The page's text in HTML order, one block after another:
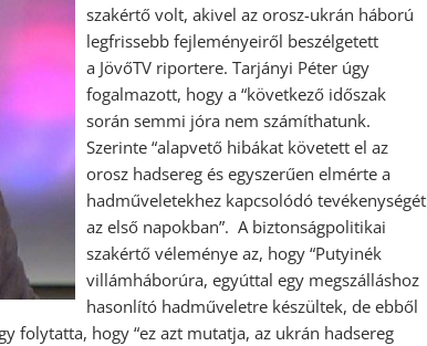
szakértő volt, akivel az orosz-ukrán háború
legfrissebb fejleményeiről beszélgetett
a JövőTV riportere. Tarjányi Péter úgy
fogalmazott, hogy a “következő időszak
során semmi jóra nem számíthatunk.
Szerinte “alapvető hibákat követett el az
orosz hadsereg és egyszerűen elmérte a
hadműveletekhez kapcsolódó tevékenységét
az első napokban”. A biztonságpolitikai
szakértő véleménye az, hogy “Putyinék
villámháborúra, egyúttal egy megszálláshoz
hasonlító hadműveletre készültek, de ebből
folytatta, hogy “ez azt mutatja, az ukrán hadsereg